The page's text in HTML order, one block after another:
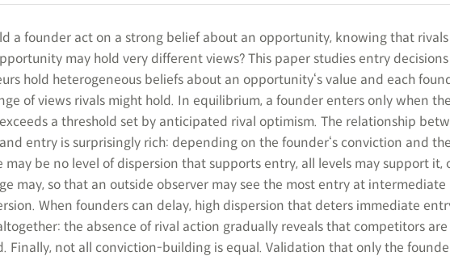
a founder act on a strong belief about an opportunity, knowing that rivals
may hold very different views? This paper studies entry
hold heterogeneous beliefs about an opportunity‘s value and each
of views rivals might hold. In equilibrium, a founder enters only when
a threshold set by anticipated rival optimism. The relationship
entry is surprisingly rich: depending on the founder‘s conviction and
may be no level of dispersion that supports entry, all levels may support it,
may, so that an outside observer may see the most entry at intermediate
When founders can delay, high dispersion that deters immediate
the absence of rival action gradually reveals that competitors are
Finally, not all conviction-building is equal. Validation that only the